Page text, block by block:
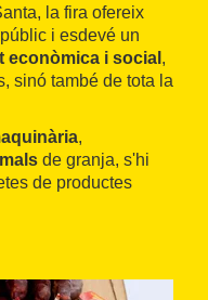
la fira ofereix
i esdevé un
econòmica i social ,
sinó també de tota la
,
de granja, s'hi
de productes